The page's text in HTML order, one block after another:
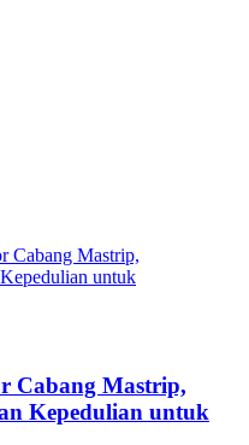
Cabang Mastrip,
Kepedulian untuk